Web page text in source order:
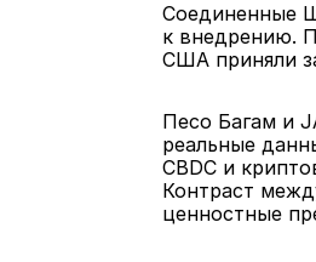
Соединенные
к внедрению.
США приняли
Песо Багам и
реальные
CBDC и
Контраст
ценностные